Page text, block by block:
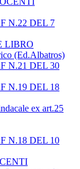
N.22 DEL 7
LIBRO
(Ed.Albatros)
N.21 DEL 30
N.19 DEL 18
ex art.25
N.18 DEL 10